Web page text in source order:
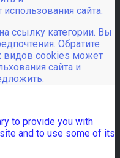
сайта.
ссылку категории. Вы
Обратите
видов cookies может
сайта и
to provide you with
and to use some of its